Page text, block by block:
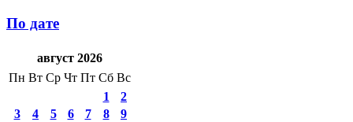
По дате
август 2026
Пн Вт Ср Чт Пт Сб Вс
1
2
3
4 5 6 7 8
9